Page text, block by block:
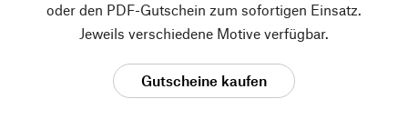
oder den PDF-Gutschein zum sofortigen Einsatz.
Jeweils verschiedene Motive verfügbar.
Gutscheine kaufen